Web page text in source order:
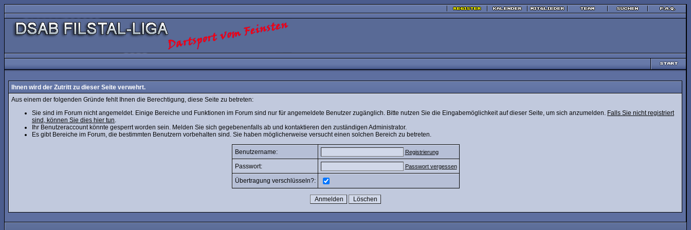
Ihnen wird der Zutritt zu dieser Seite verwehrt.
Aus einem der folgenden Gründe fehlt Ihnen die Berechtigung, diese Seite zu betreten:
Sie sind im Forum nicht angemeldet. Einige Bereiche und Funktionen im Forum sind nur für angemeldete Benutzer zugänglich. Bitte nutzen Sie die Eingabemöglichkeit auf dieser Seite, um sich anzumelden. Falls Sie nicht registriert
sind, können Sie dies hier tun.
Ihr Benutzeraccount könnte gesperrt worden sein. Melden Sie sich gegebenenfalls ab und kontaktieren den zuständigen Administrator.
Es gibt Bereiche im Forum, die bestimmten Benutzern vorbehalten sind. Sie haben möglicherweise versucht einen solchen Bereich zu betreten.
Benutzername: Registrierung
Passwort: Passwort vergessen
Übertragung verschlüsseln?: